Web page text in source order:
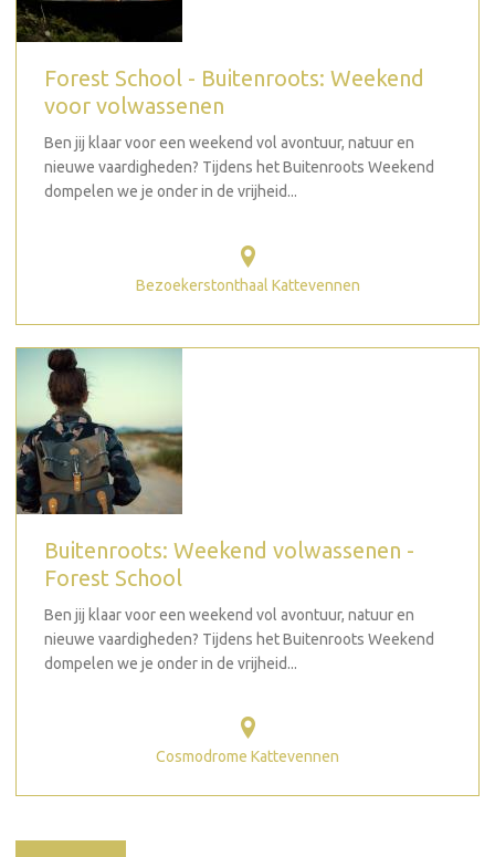
Forest School - Buitenroots: Weekend
voor volwassenen
Ben jij klaar voor een weekend vol avontuur, natuur en
nieuwe vaardigheden? Tijdens het Buitenroots Weekend
dompelen we je onder in de vrijheid...
Bezoekerstonthaal Kattevennen
Buitenroots: Weekend volwassenen -
Forest School
Ben jij klaar voor een weekend vol avontuur, natuur en
nieuwe vaardigheden? Tijdens het Buitenroots Weekend
dompelen we je onder in de vrijheid...
Cosmodrome Kattevennen